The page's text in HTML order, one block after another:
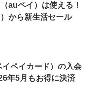
auペイ）は使える！
から新生活セール
ペイカード）の入会
年5月もお得に決済